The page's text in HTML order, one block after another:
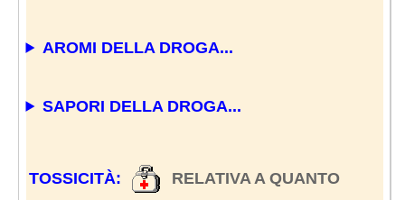
AROMI DELLA DROGA...
SAPORI DELLA DROGA...
TOSSICITÀ:
RELATIVA A QUANTO